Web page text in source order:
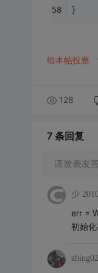
}
给本帖投票
128
7 条回复
请发表友
少
err =
初始化